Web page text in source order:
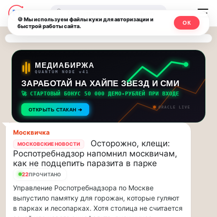
Последние
новости
и
обновления
потока:
Друзья,
приглашаем
на
музыкальную
прогулку
по
Москве
Чайковского!…
приглашаем
на
музыкальную
Москвичи.net
—
Главный
столичный
чат-
мессенджер,
новости
и
инсайды
Москвы
🔍
МЕДИАБИРЖА
QUANTUM NODE v41
ЗАРАБОТАЙ НА ХАЙПЕ ЗВЕЗД И СМИ
🚀 СТАРТОВЫЙ БОНУС 50 000 ДЕМО-РУБЛЕЙ ПРИ ВХОДЕ
ОТКРЫТЬ СТАКАН ➔ ORACLE LIVE
Москвичка
МОСКОВСКИЕ НОВОСТИ
Осторожно, клещи:
Роспотребнадзор напомнил москвичам,
как не подцепить паразита в парке
22ПРОЧИТАНО
Управление Роспотребнадзора по Москве
выпустило памятку для горожан, которые гуляют
в парках и лесопарках. Хотя столица не считается
🍪 Мы используем файлы куки для авторизации и
быстрой работы сайта.
ОК